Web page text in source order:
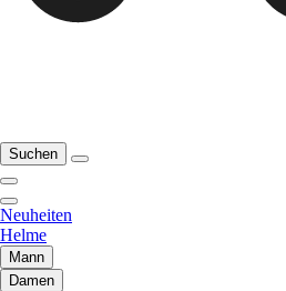
Suchen
Neuheiten
Helme
Mann
Damen